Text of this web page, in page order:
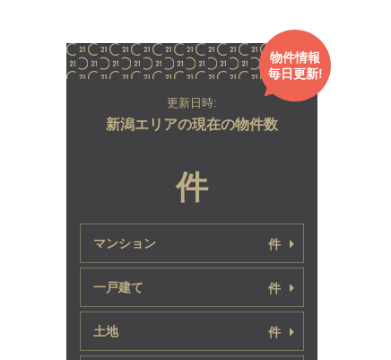
物件情報
毎日更新!
更新日時:
新潟エリアの現在の物件数
件
マンション 件
一戸建て 件
土地 件